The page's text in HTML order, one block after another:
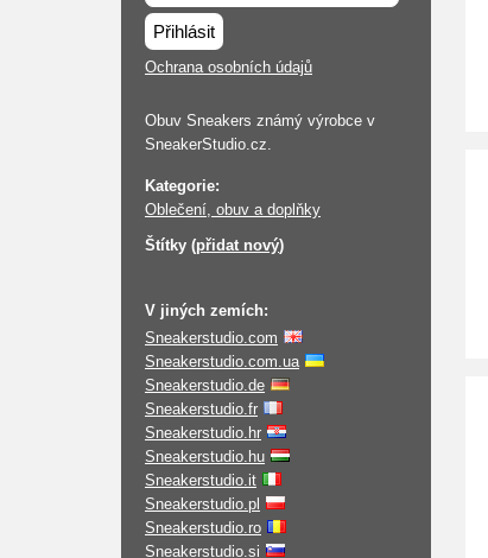
Přihlásit
Ochrana osobních údajů
Obuv Sneakers známý výrobce v
SneakerStudio.cz.
Kategorie:
Oblečení, obuv a doplňky
Štítky (přidat nový)
V jiných zemích:
Sneakerstudio.com
Sneakerstudio.com.ua
Sneakerstudio.de
Sneakerstudio.fr
Sneakerstudio.hr
Sneakerstudio.hu
Sneakerstudio.it
Sneakerstudio.pl
Sneakerstudio.ro
Sneakerstudio.si